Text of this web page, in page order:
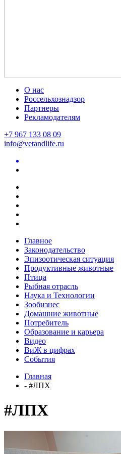
О нас
Россельхознадзор
Партнеры
Рекламодателям
+7 967 133 08 09
info@vetandlife.ru
Главное
Законодательство
Эпизоотическая ситуация
Продуктивные животные
Птица
Рыбная отрасль
Наука и Технологии
Зообизнес
Домашние животные
Потребитель
Образование и карьера
Видео
ВиЖ в цифрах
События
Главная
- #ЛПХ
#ЛПХ